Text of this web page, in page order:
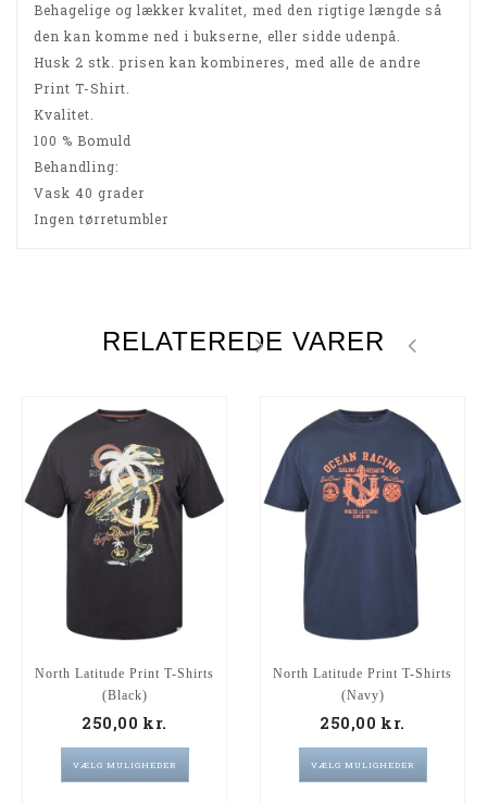
Behagelige og lækker kvalitet, med den rigtige længde så
den kan komme ned i bukserne, eller sidde udenpå.
Husk 2 stk. prisen kan kombineres, med alle de andre
Print T-Shirt.
Kvalitet.
100 % Bomuld
Behandling:
Vask 40 grader
Ingen tørretumbler
RELATEREDE VARER
North Latitude Print T-Shirts
(Black)
250,00kr.
VÆLG MULIGHEDER
North Latitude Print T-Shirts
(Navy)
250,00kr.
VÆLG MULIGHEDER